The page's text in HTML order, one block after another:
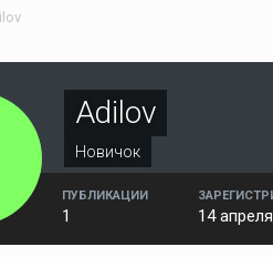
Adilov
Новичок
ПУБЛИКАЦИИ
1 14